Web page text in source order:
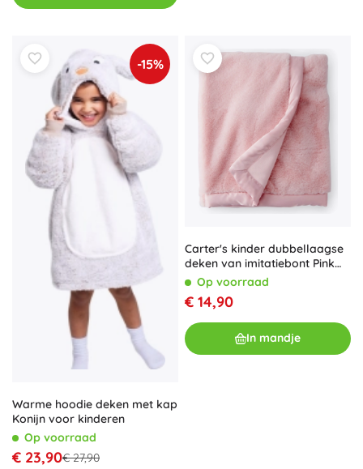
-15%
Warme hoodie deken met kap
Konijn voor kinderen
Op voorraad
€ 23,90€ 27,90
Carter's kinder dubbellaagse
deken van imitatiebont Pink
80 × 110 cm
Op voorraad
€ 14,90
In mandje